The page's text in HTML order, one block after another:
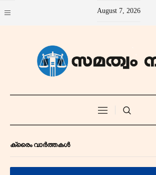
August 7, 2026
ക്രൈം വാർത്തകൾ